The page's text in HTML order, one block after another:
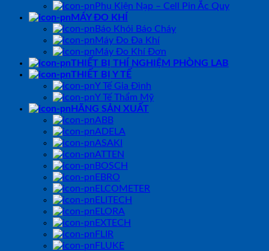
Phụ Kiện Nạp – Cell Pin Ắc Quy
MÁY ĐO KHÍ
Báo Khói Báo Cháy
Máy Đo Đa Khí
Máy Đo Khí Đơn
THIẾT BỊ THÍ NGHIỆM PHÒNG LAB
THIẾT BỊ Y TẾ
Y Tế Gia Đình
Y Tế Thẩm Mỹ
HÃNG SẢN XUẤT
ABB
ADELA
ASAKI
ATTEN
BOSCH
EBRO
ELCOMETER
ELITECH
ELORA
EXTECH
FLIR
FLUKE